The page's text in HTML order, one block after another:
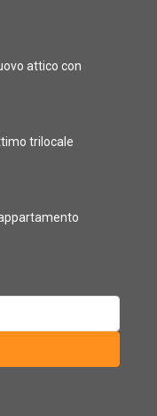
attico con
trilocale